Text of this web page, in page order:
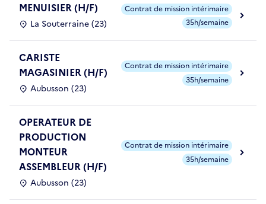
MENUISIER (H/F)
La Souterraine (23)
Contrat de mission intérimaire
35h/semaine
CARISTE
MAGASINIER (H/F)
Aubusson (23)
Contrat de mission intérimaire
35h/semaine
OPERATEUR DE
PRODUCTION
MONTEUR
ASSEMBLEUR (H/F)
Aubusson (23)
Contrat de mission intérimaire
35h/semaine